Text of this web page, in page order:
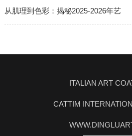
从肌理到色彩：揭秘2025-2026年艺
ITALIAN ART
CATTIM